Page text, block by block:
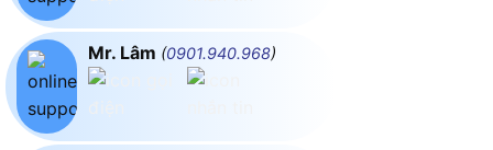
Mr. Lâm (0901.940.968)